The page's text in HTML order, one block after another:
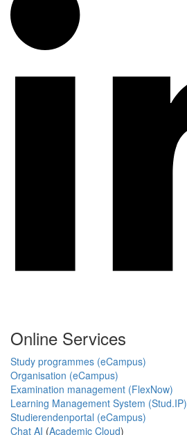
Online Services
Study programmes (eCampus)
Organisation (eCampus)
Examination management (FlexNow)
Learning Management System (Stud.IP)
Studierendenportal (eCampus)
Chat AI (Academic Cloud)